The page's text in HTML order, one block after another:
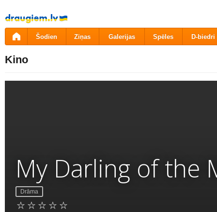
Pāriet
uz
saturu
Šodien Ziņas Galerijas Spēles D-biedri
Kino
My Darling of the
Drāma